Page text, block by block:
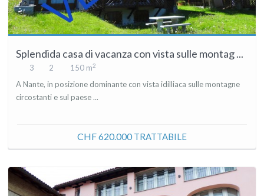
Splendida casa di vacanza con vista sulle montag ...
3 2 150 m2
A Nante, in posizione dominante con vista idilliaca sulle montagne
circostanti e sul paese ...
CHF 620.000TRATTABILE